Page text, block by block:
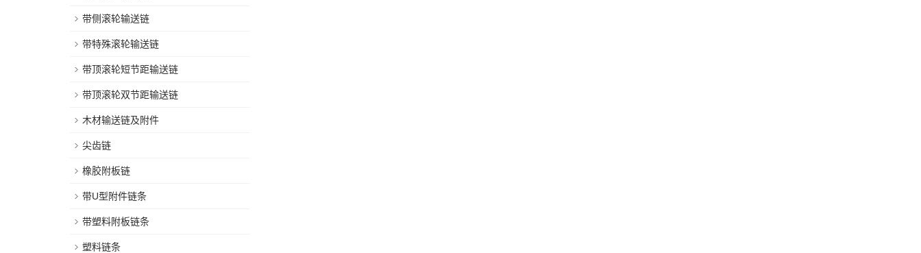
带侧滚轮输送链
带特殊滚轮输送链
带顶滚轮短节距输送链
带顶滚轮双节距输送链
木材输送链及附件
尖齿链
橡胶附板链
带U型附件链条
带塑料附板链条
塑料链条